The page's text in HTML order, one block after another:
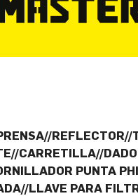
CARRETILLA//
PUNTA
LLAVE PARA